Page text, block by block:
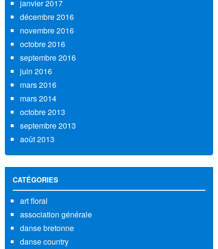
janvier 2017
décembre 2016
novembre 2016
octobre 2016
septembre 2016
juin 2016
mars 2016
mars 2014
octobre 2013
septembre 2013
août 2013
CATÉGORIES
art floral
association générale
danse bretonne
danse country